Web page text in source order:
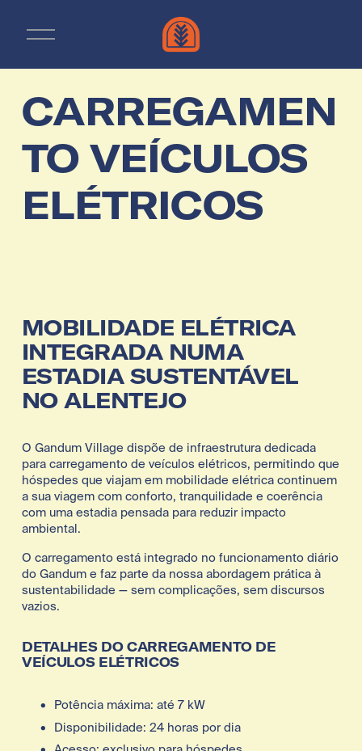
A
b
r
m
e
n
u
CARREGAMEN
TO VEÍCULOS
ELÉTRICOS
MOBILIDADE ELÉTRICA
INTEGRADA NUMA
ESTADIA SUSTENTÁVEL
NO ALENTEJO
O Gandum Village dispõe de infraestrutura dedicada
para carregamento de veículos elétricos, permitindo que
hóspedes que viajam em mobilidade elétrica continuem
a sua viagem com conforto, tranquilidade e coerência
com uma estadia pensada para reduzir impacto
ambiental.
O carregamento está integrado no funcionamento diário
do Gandum e faz parte da nossa abordagem prática à
sustentabilidade — sem complicações, sem discursos
vazios.
DETALHES DO CARREGAMENTO DE
VEÍCULOS ELÉTRICOS
Potência máxima: até 7 kW
Disponibilidade: 24 horas por dia